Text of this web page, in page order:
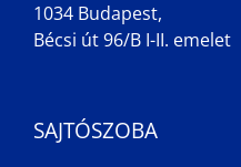
1034 Budapest,
Bécsi út 96/B I-II. emelet
SAJTÓSZOBA